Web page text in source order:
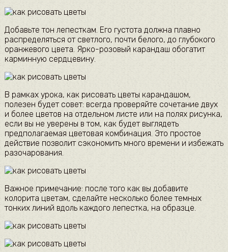
Добавьте тон лепесткам. Его густота должна плавно
распределяться от светлого, почти белого, до глубокого
оранжевого цвета. Ярко-розовый карандаш обогатит
карминную сердцевину.
В рамках урока, как рисовать цветы карандашом,
полезен будет совет: всегда проверяйте сочетание двух
и более цветов на отдельном листе или на полях рисунка,
если вы не уверены в том, как будет выглядеть
предполагаемая цветовая комбинация. Это простое
действие позволит сэкономить много времени и избежать
разочарования.
Важное примечание: после того как вы добавите
колорита цветам, сделайте несколько более темных
тонких линий вдоль каждого лепестка, на образце.